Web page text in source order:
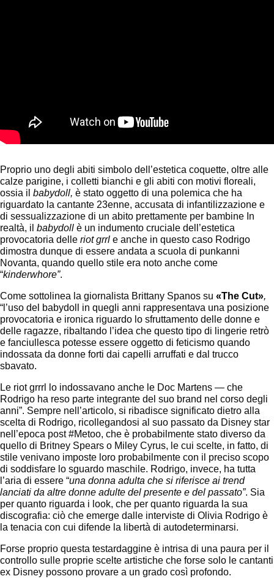
Proprio uno degli abiti simbolo dell’estetica coquette, oltre alle
calze parigine, i colletti bianchi e gli abiti con motivi floreali,
ossia il babydoll, è stato oggetto di una polemica che ha
riguardato la cantante 23enne, accusata di infantilizzazione e
di sessualizzazione di un abito prettamente per bambine In
realtà, il babydoll è un indumento cruciale dell’estetica
provocatoria delle riot grrl e anche in questo caso Rodrigo
dimostra dunque di essere andata a scuola di punkanni
Novanta, quando quello stile era noto anche come
“kinderwhore”.
Come sottolinea la giornalista Brittany Spanos su «The Cut»,
“l’uso del babydoll in quegli anni rappresentava una posizione
provocatoria e ironica riguardo lo sfruttamento delle donne e
delle ragazze, ribaltando l’idea che questo tipo di lingerie retrò
e fanciullesca potesse essere oggetto di feticismo quando
indossata da donne forti dai capelli arruffati e dal trucco
sbavato.
Le riot grrrl lo indossavano anche le Doc Martens — che
Rodrigo ha reso parte integrante del suo brand nel corso degli
anni”. Sempre nell’articolo, si ribadisce significato dietro alla
scelta di Rodrigo, ricollegandosi al suo passato da Disney star
nell’epoca post #Metoo, che è probabilmente stato diverso da
quello di Britney Spears o Miley Cyrus, le cui scelte, in fatto, di
stile venivano imposte loro probabilmente con il preciso scopo
di soddisfare lo sguardo maschile. Rodrigo, invece, ha tutta
l’aria di essere “una donna adulta che si riferisce ai trend
lanciati da altre donne adulte del presente e del passato”. Sia
per quanto riguarda i look, che per quanto riguarda la sua
discografia: ciò che emerge dalle interviste di Olivia Rodrigo è
la tenacia con cui difende la libertà di autodeterminarsi.
Forse proprio questa testardaggine è intrisa di una paura per il
controllo sulle proprie scelte artistiche che forse solo le cantanti
ex Disney possono provare a un grado così profondo.